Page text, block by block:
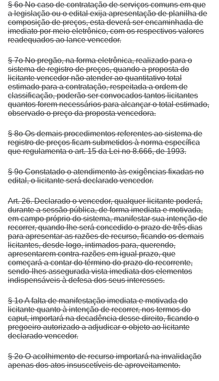
§ 6o No caso de contratação de serviços comuns em que
a legislação ou o edital exija apresentação de planilha de
composição de preços, esta deverá ser encaminhada de
imediato por meio eletrônico, com os respectivos valores
readequados ao lance vencedor.
§ 7o No pregão, na forma eletrônica, realizado para o
sistema de registro de preços, quando a proposta do
licitante vencedor não atender ao quantitativo total
estimado para a contratação, respeitada a ordem de
classificação, poderão ser convocados tantos licitantes
quantos forem necessários para alcançar o total estimado,
observado o preço da proposta vencedora.
§ 8o Os demais procedimentos referentes ao sistema de
registro de preços ficam submetidos à norma específica
que regulamenta o art. 15 da Lei no 8.666, de 1993.
§ 9o Constatado o atendimento às exigências fixadas no
edital, o licitante será declarado vencedor.
Art. 26. Declarado o vencedor, qualquer licitante poderá,
durante a sessão pública, de forma imediata e motivada,
em campo próprio do sistema, manifestar sua intenção de
recorrer, quando lhe será concedido o prazo de três dias
para apresentar as razões de recurso, ficando os demais
licitantes, desde logo, intimados para, querendo,
apresentarem contra-razões em igual prazo, que
começará a contar do término do prazo do recorrente,
sendo-lhes assegurada vista imediata dos elementos
indispensáveis à defesa dos seus interesses.
§ 1o A falta de manifestação imediata e motivada do
licitante quanto à intenção de recorrer, nos termos do
caput, importará na decadência desse direito, ficando o
pregoeiro autorizado a adjudicar o objeto ao licitante
declarado vencedor.
§ 2o O acolhimento de recurso importará na invalidação
apenas dos atos insuscetíveis de aproveitamento.